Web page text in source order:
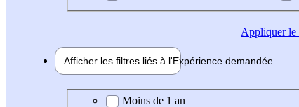
Appliquerle
Afficher les filtres liés à l'Expérience demandée
Expérience demandée
Moins de 1 an